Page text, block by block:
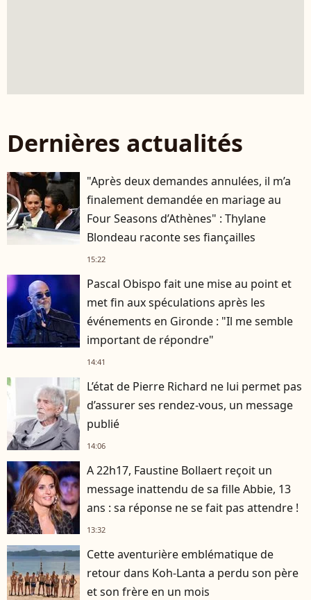
Dernières actualités
"Après deux demandes annulées, il m’a
finalement demandée en mariage au
Four Seasons d’Athènes" : Thylane
Blondeau raconte ses fiançailles
15:22
Pascal Obispo fait une mise au point et
met fin aux spéculations après les
événements en Gironde : "Il me semble
important de répondre"
14:41
L’état de Pierre Richard ne lui permet pas
d’assurer ses rendez-vous, un message
publié
14:06
A 22h17, Faustine Bollaert reçoit un
message inattendu de sa fille Abbie, 13
ans : sa réponse ne se fait pas attendre !
13:32
Cette aventurière emblématique de
retour dans Koh-Lanta a perdu son père
et son frère en un mois